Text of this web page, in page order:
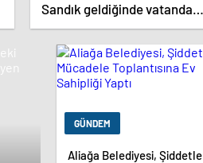
Sandık geldiğinde vatandaş
kararını net şekilde verecek
GÜNDEM
Aliağa Belediyesi, Şiddetle